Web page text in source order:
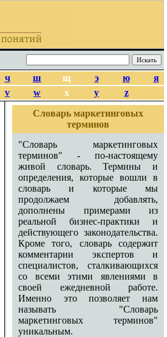
ч ш щ э ю
я
v w x y z
Словарь маркетинговых
терминов
"Словарь маркетинговых
терминов" - по-настоящему
живой словарь. Термины и
определения, которые вошли в
словарь и которые мы
продолжаем добавлять,
дополнены примерами из
реальной бизнес-практики и
действующего законодательства.
Кроме того, словарь содержит
комментарии экспертов и
специалистов, сталкивающихся
со всеми этими явлениями в
своей ежедневной работе.
Именно это позволяет нам
называть "Словарь
маркетинговых терминов"
уникальным.